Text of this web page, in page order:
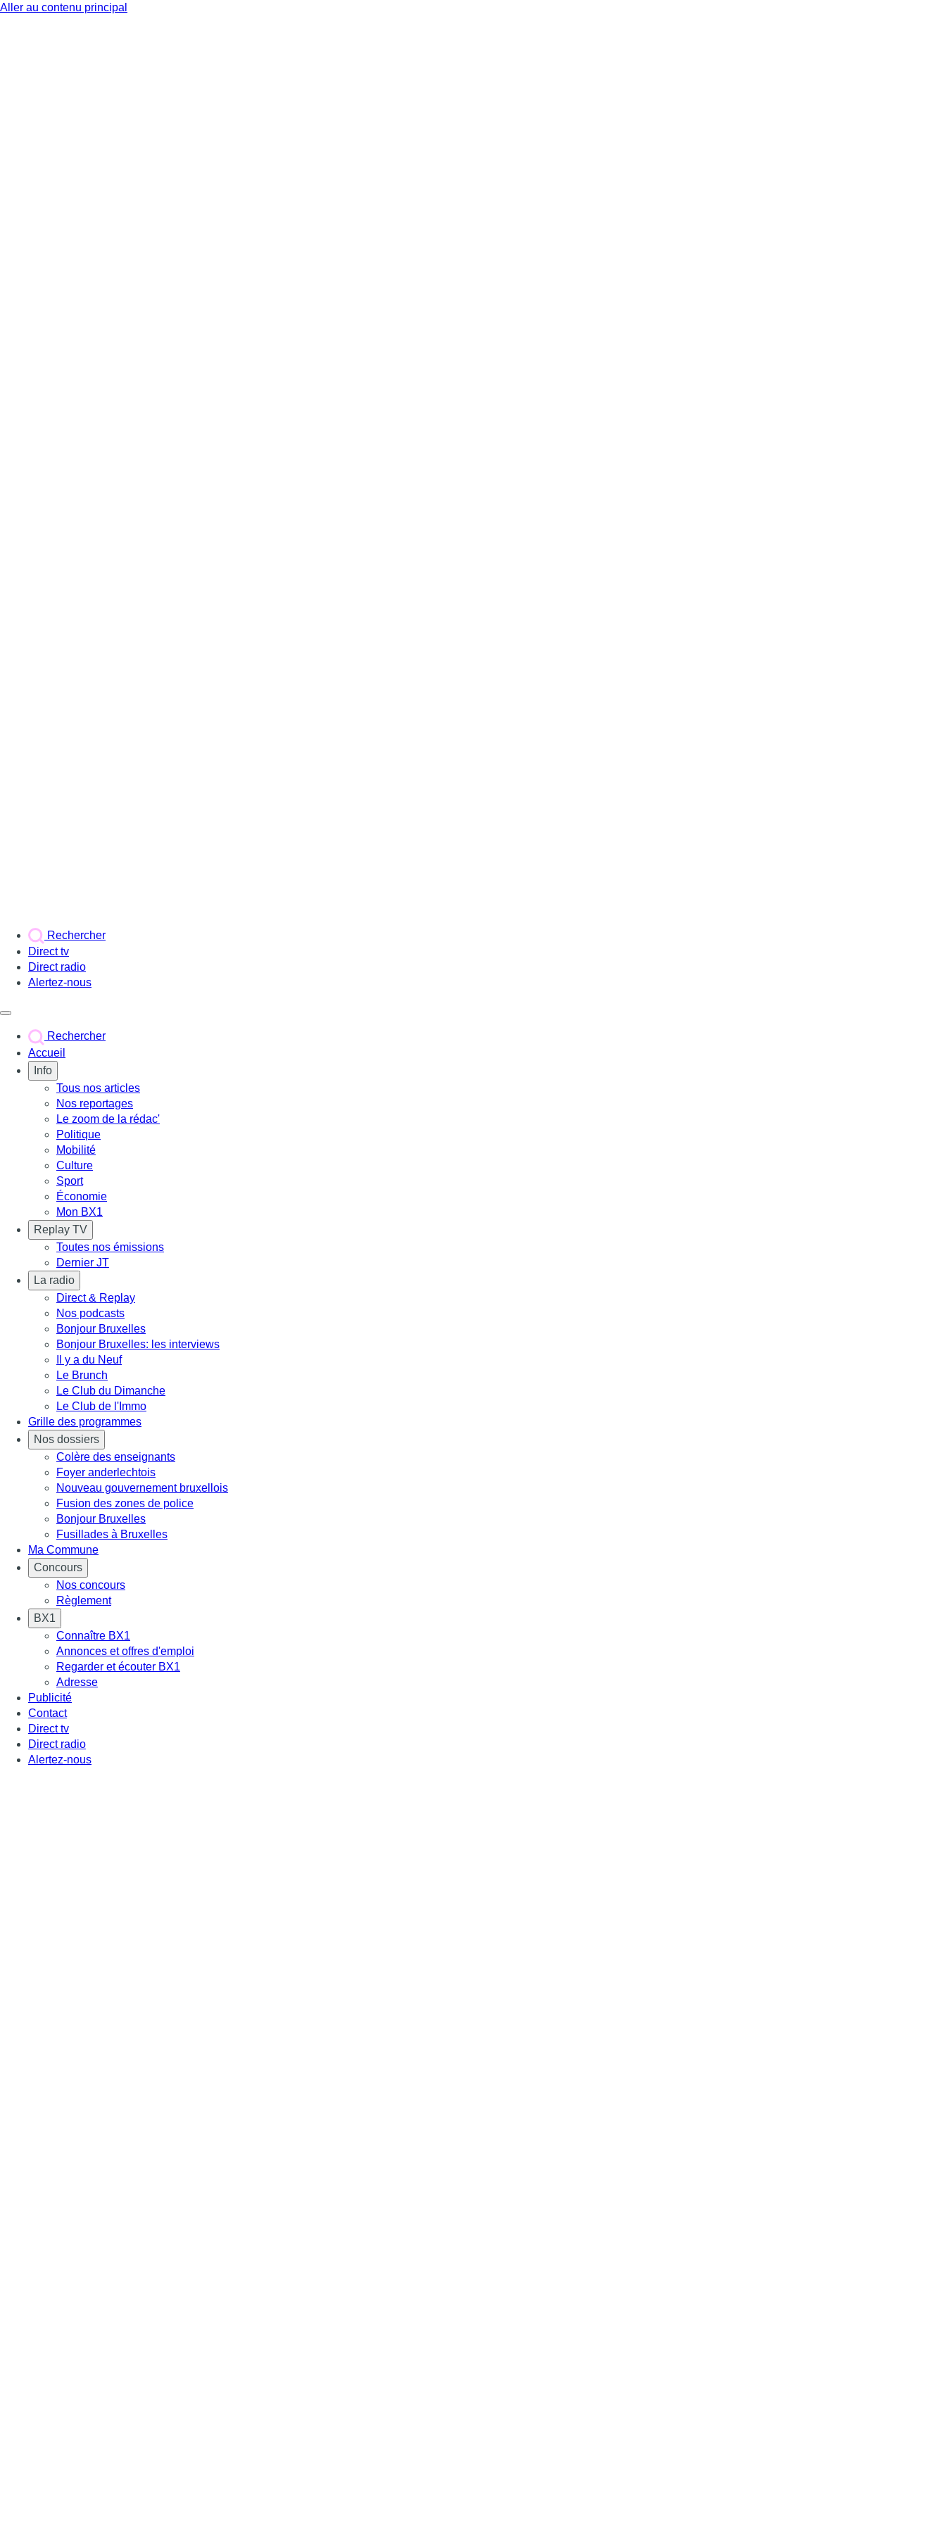
Aller au contenu principal
Rechercher
Direct tv
Direct radio
Alertez-nous
Rechercher
Accueil
Info
Tous nos articles
Nos reportages
Le zoom de la rédac'
Politique
Mobilité
Culture
Sport
Économie
Mon BX1
Replay TV
Toutes nos émissions
Dernier JT
La radio
Direct & Replay
Nos podcasts
Bonjour Bruxelles
Bonjour Bruxelles: les interviews
Il y a du Neuf
Le Brunch
Le Club du Dimanche
Le Club de l'Immo
Grille des programmes
Nos dossiers
Colère des enseignants
Foyer anderlechtois
Nouveau gouvernement bruxellois
Fusion des zones de police
Bonjour Bruxelles
Fusillades à Bruxelles
Ma Commune
Concours
Nos concours
Règlement
BX1
Connaître BX1
Annonces et offres d'emploi
Regarder et écouter BX1
Adresse
Publicité
Contact
Direct tv
Direct radio
Alertez-nous